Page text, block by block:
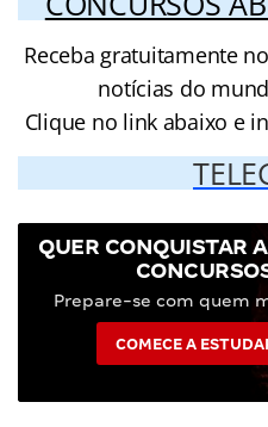
Receba gratuitamente
notícias do
Clique no link abaixo e
QUER CONQUISTAR
Prepare-se com quem
COMECE A